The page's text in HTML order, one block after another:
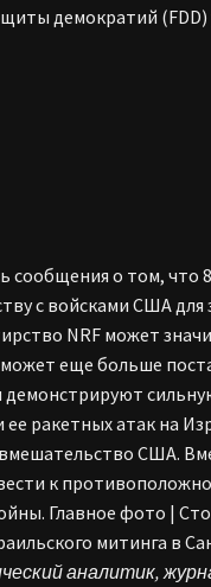
демократий (FDD)
сообщения о том,
с войсками США
NRF может
еще больше
ее ракетных атак на
США.
к
Главное фото |
митинга в
аналитик,